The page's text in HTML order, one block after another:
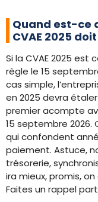
Quand est-ce
CVAE 2025
Si la CVAE 2025
règle le 15
cas simple,
en 2025 devra
premier acompte
15 septembre 2026.
qui confondent
paiement. Astuce,
trésorerie,
ira mieux, promis,
Faites un rappel